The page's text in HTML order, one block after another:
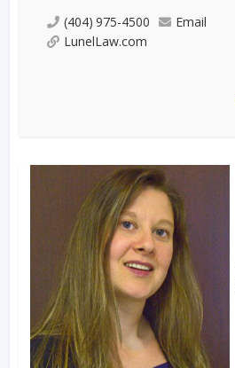
(404) 975-4500
Email
LunelLaw.com